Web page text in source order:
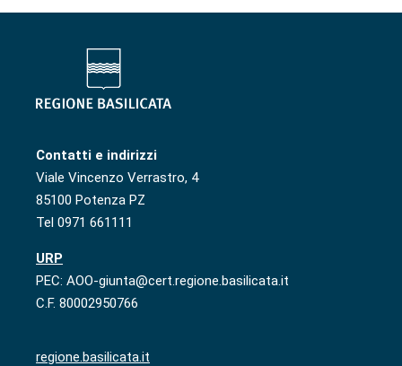
Contatti e indirizzi
Viale Vincenzo Verrastro, 4
85100 Potenza PZ
Tel 0971 661111
URP
PEC: AOO-giunta@cert.regione.basilicata.it
C.F. 80002950766
regione.basilicata.it